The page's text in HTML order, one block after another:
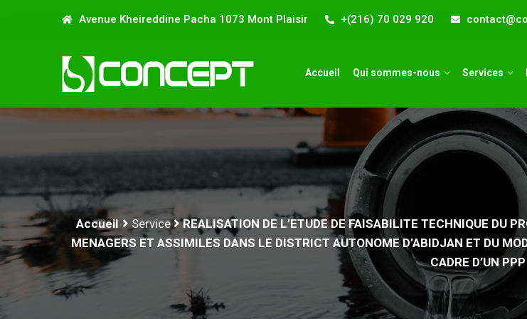
Avenue Kheireddine Pacha 1073 Mont Plaisir +(216) 70 029 920
Accueil Qui sommes-nous Services
Accueil Service
REALISATION DE L’ETUDE DE FAISABILITE TECHNIQUE DU
MENAGERS ET ASSIMILES DANS LE DISTRICT AUTONOME D’ABIDJAN ET DU
CADRE D’UN PPP